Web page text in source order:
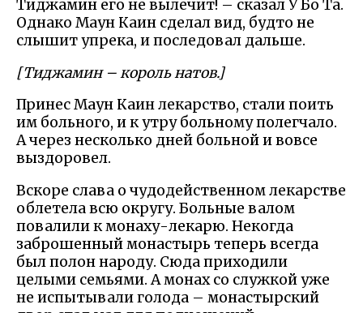
Тиджамин его не вылечит! – сказал У Бо Та.
Однако Маун Каин сделал вид, будто не
слышит упрека, и последовал дальше.
[Тиджамин – король натов.]
Принес Маун Каин лекарство, стали поить
им больного, и к утру больному полегчало.
А через несколько дней больной и вовсе
выздоровел.
Вскоре слава о чудодейственном лекарстве
облетела всю округу. Больные валом
повалили к монаху-лекарю. Некогда
заброшенный монастырь теперь всегда
был полон народу. Сюда приходили
целыми семьями. А монах со служкой уже
не испытывали голода – монастырский